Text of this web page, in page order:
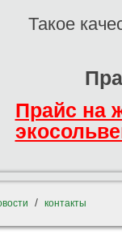
Такое
Прайс на
/ контакты